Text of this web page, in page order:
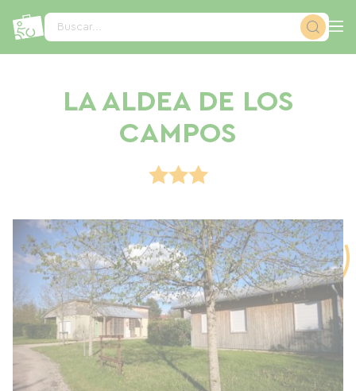
Buscar...
LA ALDEA DE LOS
CAMPOS
Panel de gestión de cookies